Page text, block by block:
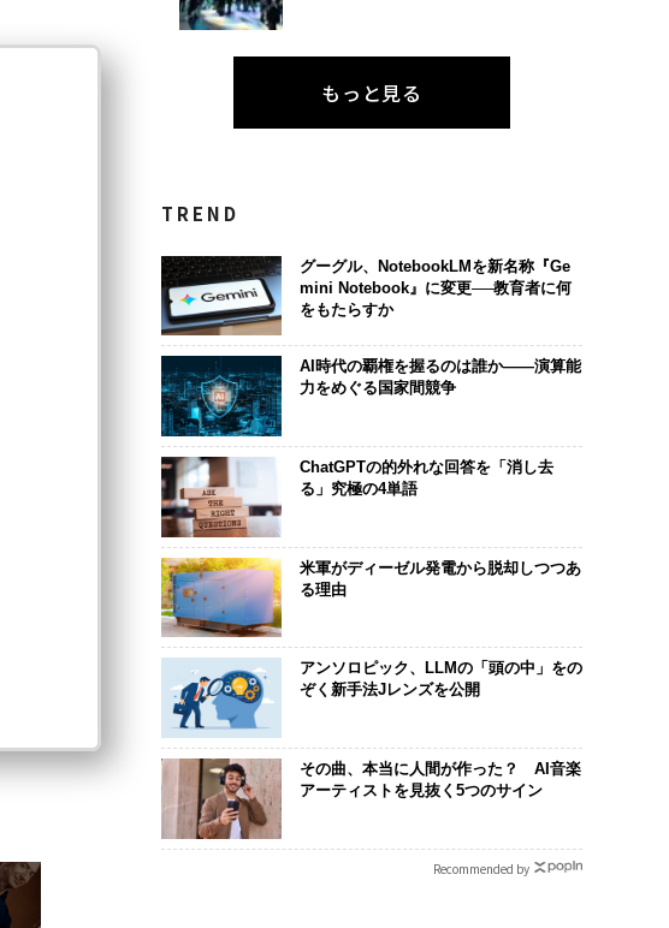
もっと見る
TREND
グーグル、NotebookLMを新名称『Ge
mini Notebook』に変更──教育者に何
をもたらすか
AI時代の覇権を握るのは誰か――演算能
力をめぐる国家間競争
ChatGPTの的外れな回答を「消し去
る」究極の4単語
米軍がディーゼル発電から脱却しつつあ
る理由
アンソロピック、LLMの「頭の中」をの
ぞく新手法Jレンズを公開
その曲、本当に人間が作った？ AI音楽
アーティストを見抜く5つのサイン
Recommended by